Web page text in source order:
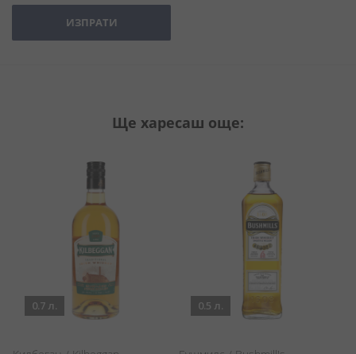
ИЗПРАТИ
Ще харесаш още:
0.7 л. 0.5 л.